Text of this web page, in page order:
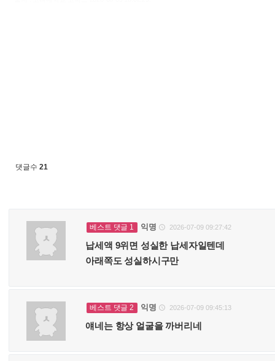
댓글수 21
베스트 댓글 1 익명  2026-07-09 09:27:42
납세액 9위면 성실한 납세자일텐데
아래쪽도 성실하시구만
베스트 댓글 2 익명  2026-07-09 09:45:13
얘네는 항상 얼굴을 까버리네